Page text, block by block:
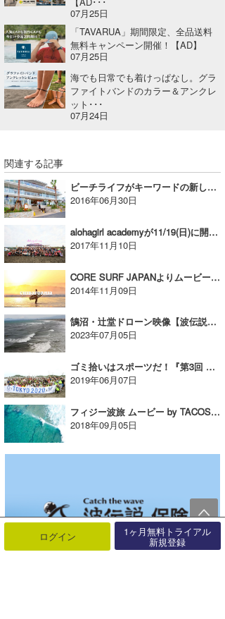
07月25日
「TAVARUA」期間限定、全品送料
無料キャンペーン開催！【AD】
07月25日
海でも日常でも着けっぱなし。グラ
ファイトバンドのカラー＆アンクレ
ット･･･
07月24日
関連する記事
ビーチライフがキーワードの新しい商業施設、材木座テラスがOPEN!
2016年06月30日
alohagirl academyが11/19(日)に開催予定！
2017年11月10日
CORE SURF JAPANよりムービー【CHIBAFORNIA】
2014年11月09日
鵠沼・辻堂ドローン映像【波伝説ドローンパイロット】たっちーの空撮
2023年07月05日
ゴミ拾いはスポーツだ！『第3回 東京2020 スポGOMI大会』が開催された
2019年06月07日
フィジー波旅 ムービー by TACOS FILM （約10分）
2018年09月05日
ログイン 1ヶ月無料トライアル
新規登録